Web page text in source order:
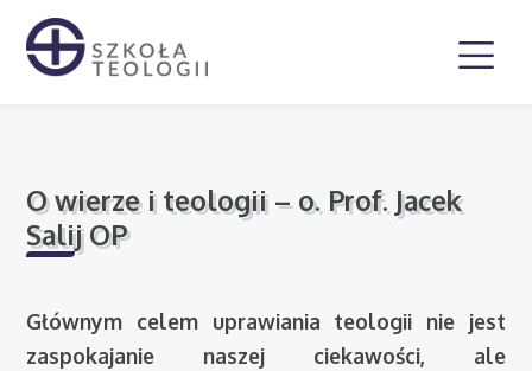
O wierze i teologii – o. Prof. Jacek
Salij OP
Głównym celem uprawiania teologii nie jest
zaspokajanie naszej ciekawości, ale